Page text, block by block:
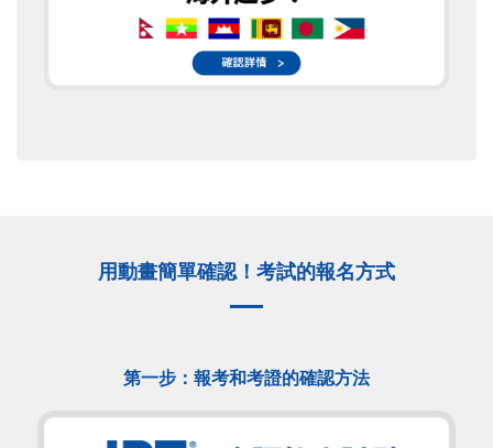
用動畫簡單確認！考試的報名方式
第一步：報考和考證的確認方法